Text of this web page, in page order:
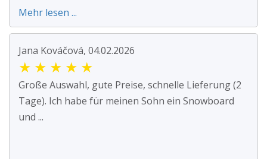
Mehr lesen ...
Jana Kováčová, 04.02.2026
★ ★ ★ ★ ★
Große Auswahl, gute Preise, schnelle Lieferung (2
Tage). Ich habe für meinen Sohn ein Snowboard
und ...